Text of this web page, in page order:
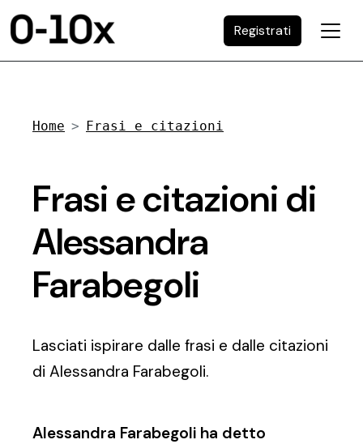
Registrati
Home Frasi e citazioni
Frasi e citazioni di
Alessandra
Farabegoli
Lasciati ispirare dalle frasi e dalle citazioni
di Alessandra Farabegoli.
Alessandra Farabegoli ha detto